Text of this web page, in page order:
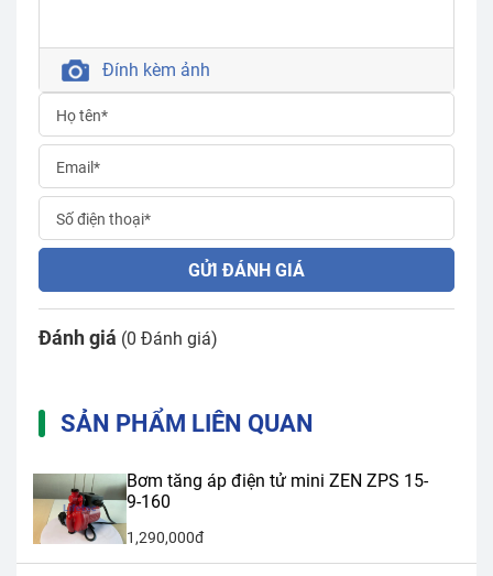
Đính kèm ảnh
GỬI ĐÁNH GIÁ
Đánh giá (0 Đánh giá)
SẢN PHẨM LIÊN QUAN
Bơm tăng áp điện tử mini ZEN ZPS 15-
9-160
1,290,000đ